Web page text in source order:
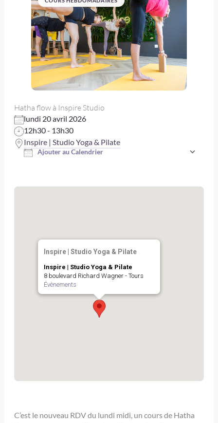
Hatha flow à Inspire Studio
lundi 20 avril 2026
12h30 - 13h30
Inspire | Studio Yoga & Pilate
Ajouter au Calendrier
Inspire | Studio Yoga & Pilate
Inspire | Studio Yoga & Pilate
8 boulevard Richard Wagner - Tours
Évènements
C’est le nouveau RDV du lundi midi, un cours de Hatha